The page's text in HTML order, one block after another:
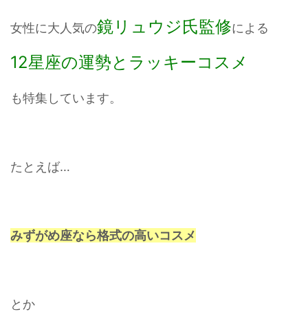
女性に大人気の鏡リュウジ氏監修による
12星座の運勢とラッキーコスメ
も特集しています。
たとえば…
みずがめ座なら格式の高いコスメ
とか